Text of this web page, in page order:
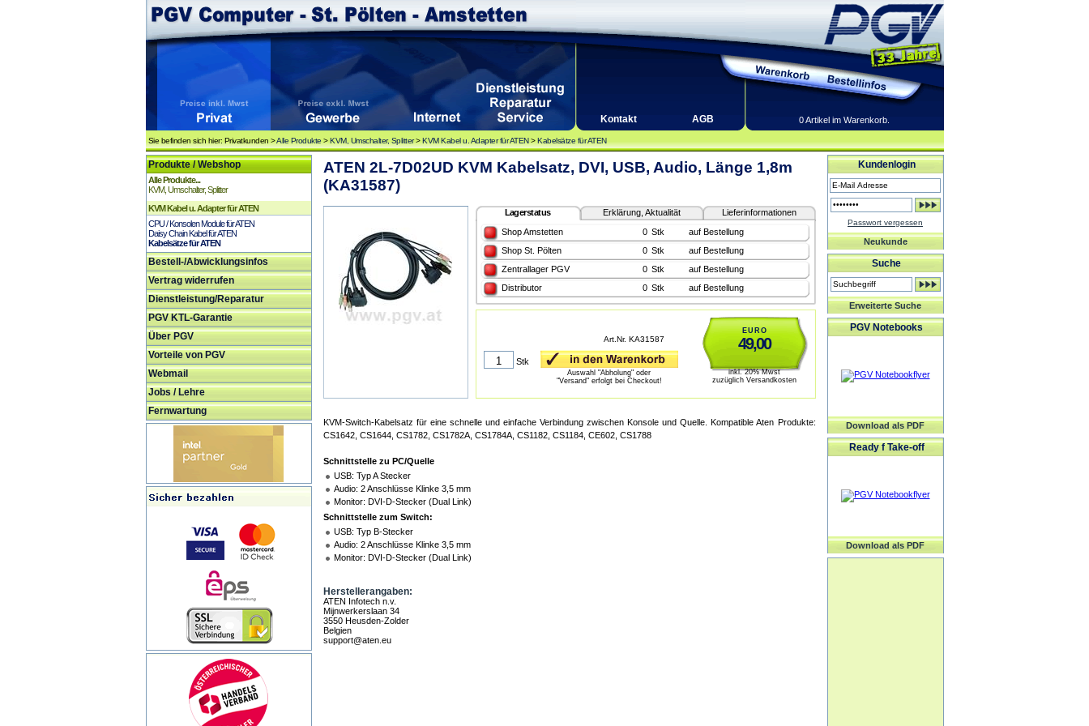
Kontakt AGB 0 Artikel im Warenkorb.
Sie befinden sich hier: Privatkunden >Alle Produkte >KVM, Umschalter, Splitter>KVM Kabel u. Adapter für ATEN>Kabelsätze für ATEN
Produkte / Webshop
Alle Produkte...
KVM, Umschalter, Splitter
KVM Kabel u. Adapter für ATEN
CPU / Konsolen Module für ATEN
Daisy Chain Kabel für ATEN
Kabelsätze für ATEN
Bestell-/Abwicklungsinfos
Vertrag widerrufen
Dienstleistung/Reparatur
PGV KTL-Garantie
Über PGV
Vorteile von PGV
Webmail
Jobs / Lehre
Fernwartung
ATEN 2L-7D02UD KVM Kabelsatz, DVI, USB, Audio, Länge 1,8m
(KA31587)
Lagerstatus Erklärung, Aktualität
Lieferinformationen
Shop Amstetten
0 Stk
auf Bestellung
Shop St. Pölten
0 Stk
auf Bestellung
Zentrallager PGV
0 Stk
auf Bestellung
Distributor
0 Stk auf Bestellung
EURO
49,00
inkl. 20% Mwst
zuzüglich Versandkosten
Art.Nr. KA31587
Stk
Auswahl "Abholung" oder
"Versand" erfolgt bei Checkout!
KVM-Switch-Kabelsatz für eine schnelle und einfache Verbindung zwischen Konsole und Quelle. Kompatible Aten Produkte:
CS1642, CS1644, CS1782, CS1782A, CS1784A, CS1182, CS1184, CE602, CS1788
Schnittstelle zu PC/Quelle
USB: Typ A Stecker
Audio: 2 Anschlüsse Klinke 3,5 mm
Monitor: DVI-D-Stecker (Dual Link)
Schnittstelle zum Switch:
USB: Typ B-Stecker
Audio: 2 Anschlüsse Klinke 3,5 mm
Monitor: DVI-D-Stecker (Dual Link)
Herstellerangaben:
ATEN Infotech n.v.
Mijnwerkerslaan 34
3550 Heusden-Zolder
Belgien
support@aten.eu
Kundenlogin
Passwort vergessen
Neukunde
Suche
Erweiterte Suche
PGV Notebooks
Download als PDF
Ready f Take-off
Download als PDF